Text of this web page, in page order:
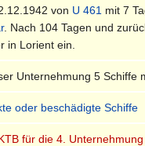
von U 461 mit 7
. Nach 104 Tagen und
in Lorient ein.
Unternehmung 5 Schiffe
oder beschädigte Schiffe
für die 4. Unternehmung